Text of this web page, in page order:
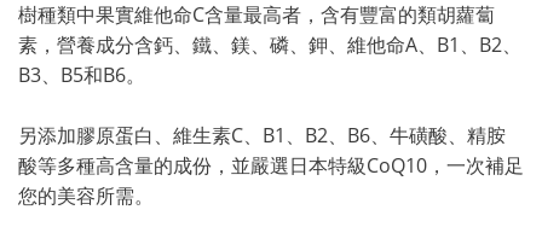
樹種類中果實維他命C含量最高者，含有豐富的類胡蘿蔔
素，營養成分含鈣、鐵、鎂、磷、鉀、維他命A B1 B2
B3 B5和B6。
另添加膠原蛋白、維生素C B1 B2 B6 、牛磺酸、精胺
酸等多種高含量的成份，並嚴選日本特級CoQ10 ，一次補足
您的美容所需。